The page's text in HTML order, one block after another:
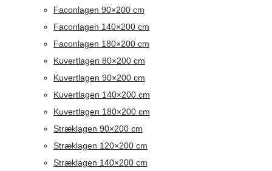
Faconlagen 90×200 cm
Faconlagen 140×200 cm
Faconlagen 180×200 cm
Kuvertlagen 80×200 cm
Kuvertlagen 90×200 cm
Kuvertlagen 140×200 cm
Kuvertlagen 180×200 cm
Stræklagen 90×200 cm
Stræklagen 120×200 cm
Stræklagen 140×200 cm